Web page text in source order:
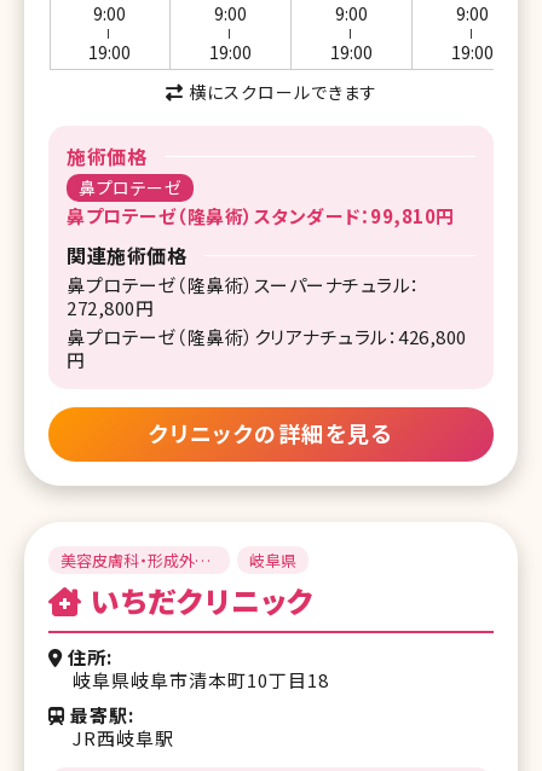
9:00
19:00
9:00
19:00
9:00
19:00
9:00
19:00
横にスクロールできます
施術価格
鼻プロテーゼ
鼻プロテーゼ（隆鼻術）スタンダード：99,810円
関連施術価格
鼻プロテーゼ（隆鼻術）スーパーナチュラル：
272,800円
鼻プロテーゼ（隆鼻術）クリアナチュラル：426,800
円
クリニックの詳細を見る
美容皮膚科・形成外
科・美容外科
岐阜県
いちだクリニック
住所
岐阜県岐阜市清本町10丁目18
最寄駅
JR西岐阜駅